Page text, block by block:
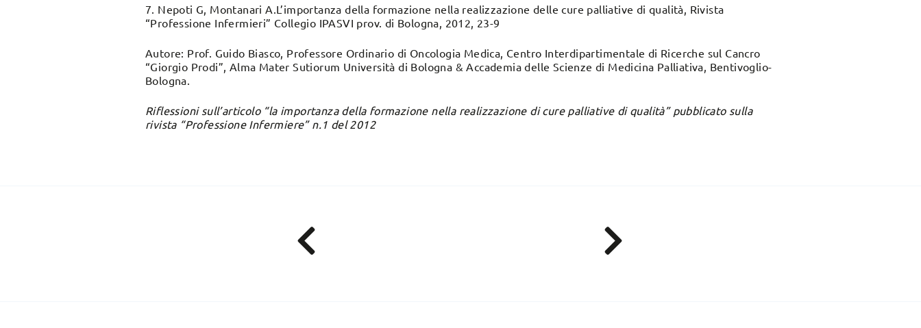
7. Nepoti G, Montanari A.L’importanza della formazione nella realizzazione delle cure palliative di qualità, Rivista
“Professione Infermieri” Collegio IPASVI prov. di Bologna, 2012, 23-9
Autore: Prof. Guido Biasco, Professore Ordinario di Oncologia Medica, Centro Interdipartimentale di Ricerche sul Cancro
“Giorgio Prodi”, Alma Mater Sutiorum Università di Bologna & Accademia delle Scienze di Medicina Palliativa, Bentivoglio-
Bologna.
Riflessioni sull’articolo “la importanza della formazione nella realizzazione di cure palliative di qualità” pubblicato sulla
rivista “Professione Infermiere” n.1 del 2012